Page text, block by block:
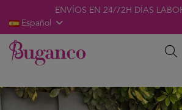
ENVÍOS EN 24/72H DÍAS
Español